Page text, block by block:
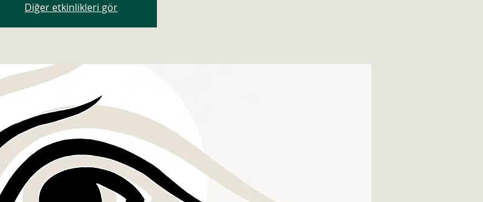
Diğer etkinlikleri gör